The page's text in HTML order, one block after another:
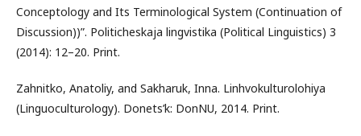
Conceptology and Its Terminological System (Continuation of
Discussion))”. Politicheskaja lingvistika (Political Linguistics) 3
(2014): 12–20. Print.
Zahnitko, Anatoliy, and Sakharuk, Inna. Linhvokulturolohiya
(Linguoculturology). Donets’k: DonNU, 2014. Print.